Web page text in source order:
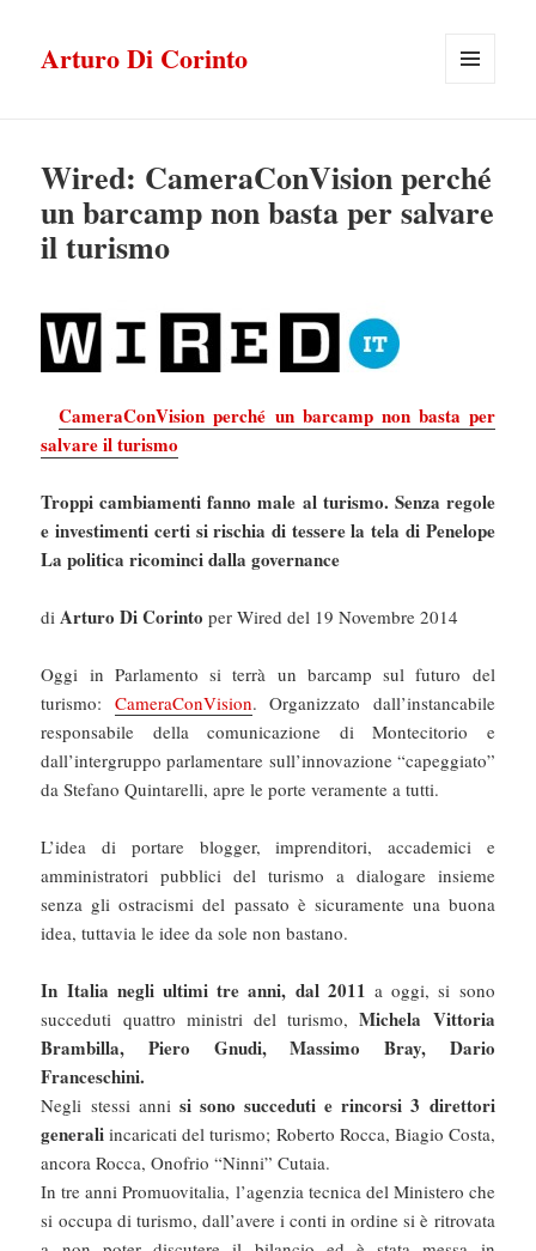
Arturo Di Corinto
Wired: CameraConVision perché
un barcamp non basta per salvare
il turismo
CameraConVision perché un barcamp non basta per
salvare il turismo
Troppi cambiamenti fanno male al turismo. Senza regole
e investimenti certi si rischia di tessere la tela di Penelope
La politica ricominci dalla governance
diArturo Di Corinto per Wired del 19 Novembre 2014
Oggi in Parlamento si terrà un barcamp sul futuro del
turismo: CameraConVision. Organizzato dall’instancabile
responsabile della comunicazione di Montecitorio e
dall’intergruppo parlamentare sull’innovazione “capeggiato”
da Stefano Quintarelli, apre le porte veramente a tutti.
L’idea di portare blogger, imprenditori, accademici e
amministratori pubblici del turismo a dialogare insieme
senza gli ostracismi del passato è sicuramente una buona
idea, tuttavia le idee da sole non bastano.
In Italia negli ultimi tre anni, dal 2011 a oggi, si sono
succeduti quattro ministri del turismo, Michela Vittoria
Brambilla, Piero Gnudi, Massimo Bray, Dario
Franceschini.
Negli stessi anni si sono succeduti e rincorsi 3 direttori
generali incaricati del turismo; Roberto Rocca, Biagio Costa,
ancora Rocca, Onofrio “Ninni” Cutaia.
In tre anni Promuovitalia, l’agenzia tecnica del Ministero che
si occupa di turismo, dall’avere i conti in ordine si è ritrovata